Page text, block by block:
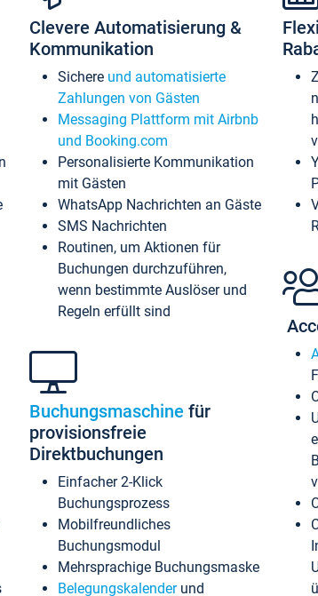
Clevere Automatisierung &
Kommunikation
Sichere und automatisierte
Zahlungen von Gästen
Messaging Plattform mit Airbnb
und Booking.com
Personalisierte Kommunikation
mit Gästen
WhatsApp Nachrichten an Gäste
SMS Nachrichten
Routinen, um Aktionen für
Buchungen durchzuführen,
wenn bestimmte Auslöser und
Regeln erfüllt sind
Buchungsmaschine für
provisionsfreie
Direktbuchungen
Einfacher 2-Klick
Buchungsprozess
Mobilfreundliches
Buchungsmodul
Mehrsprachige Buchungsmaske
Belegungskalenderund